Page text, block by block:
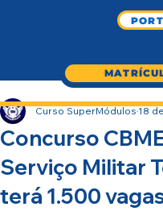
Concurso
Serviço Militar
terá 1.500
Curso SuperMódulos 18